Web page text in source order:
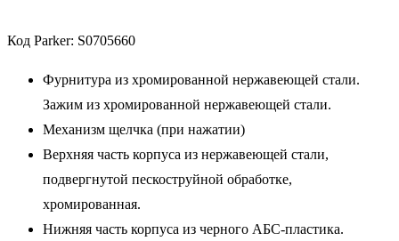
Код Parker: S0705660
Фурнитура из хромированной нержавеющей стали.
Зажим из хромированной нержавеющей стали.
Механизм щелчка (при нажатии)
Верхняя часть корпуса из нержавеющей стали,
подвергнутой пескоструйной обработке,
хромированная.
Нижняя часть корпуса из черного АБС-пластика.